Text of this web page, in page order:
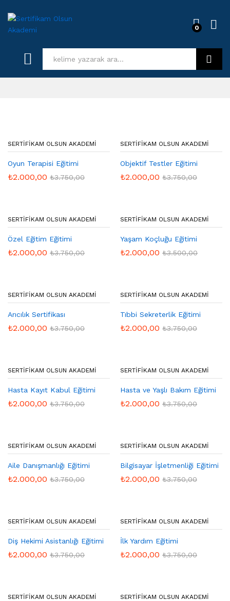
0
SERTIFIKAM OLSUN AKADEMI
Oyun Terapisi Eğitimi
₺2.000,00 ₺3.750,00
SERTIFIKAM OLSUN AKADEMI
Objektif Testler Eğitimi
₺2.000,00 ₺3.750,00
SERTIFIKAM OLSUN AKADEMI
Özel Eğitim Eğitimi
₺2.000,00 ₺3.750,00
SERTIFIKAM OLSUN AKADEMI
Yaşam Koçluğu Eğitimi
₺2.000,00 ₺3.500,00
SERTIFIKAM OLSUN AKADEMI
Arıcılık Sertifikası
₺2.000,00 ₺3.750,00
SERTIFIKAM OLSUN AKADEMI
Tıbbi Sekreterlik Eğitimi
₺2.000,00 ₺3.750,00
SERTIFIKAM OLSUN AKADEMI
Hasta Kayıt Kabul Eğitimi
₺2.000,00 ₺3.750,00
SERTIFIKAM OLSUN AKADEMI
Hasta ve Yaşlı Bakım Eğitimi
₺2.000,00 ₺3.750,00
SERTIFIKAM OLSUN AKADEMI
Aile Danışmanlığı Eğitimi
₺2.000,00 ₺3.750,00
SERTIFIKAM OLSUN AKADEMI
Bilgisayar İşletmenliği Eğitimi
₺2.000,00 ₺3.750,00
SERTIFIKAM OLSUN AKADEMI
Diş Hekimi Asistanlığı Eğitimi
₺2.000,00 ₺3.750,00
SERTIFIKAM OLSUN AKADEMI
İlk Yardım Eğitimi
₺2.000,00 ₺3.750,00
SERTIFIKAM OLSUN AKADEMI SERTIFIKAM OLSUN AKADEMI